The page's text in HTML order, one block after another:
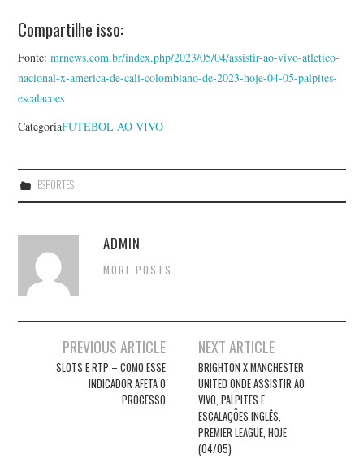
Compartilhe isso:
Fonte:mrnews.com.br/index.php/2023/05/04/assistir-ao-vivo-atletico-
nacional-x-america-de-cali-colombiano-de-2023-hoje-04-05-palpites-
escalacoes
CategoriaFUTEBOL AO VIVO
ESPORTES
ADMIN
MORE POSTS
navigation
PREVIOUS ARTICLE
SLOTS E RTP – COMO ESSE
INDICADOR AFETA O
PROCESSO
NEXT ARTICLE
BRIGHTON X MANCHESTER
UNITED ONDE ASSISTIR AO
VIVO, PALPITES E
ESCALAÇÕES INGLÊS,
PREMIER LEAGUE, HOJE
(04/05)